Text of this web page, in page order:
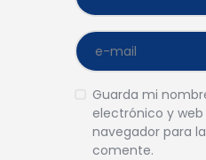
Guarda mi
electrónico y
navegador para
comente.